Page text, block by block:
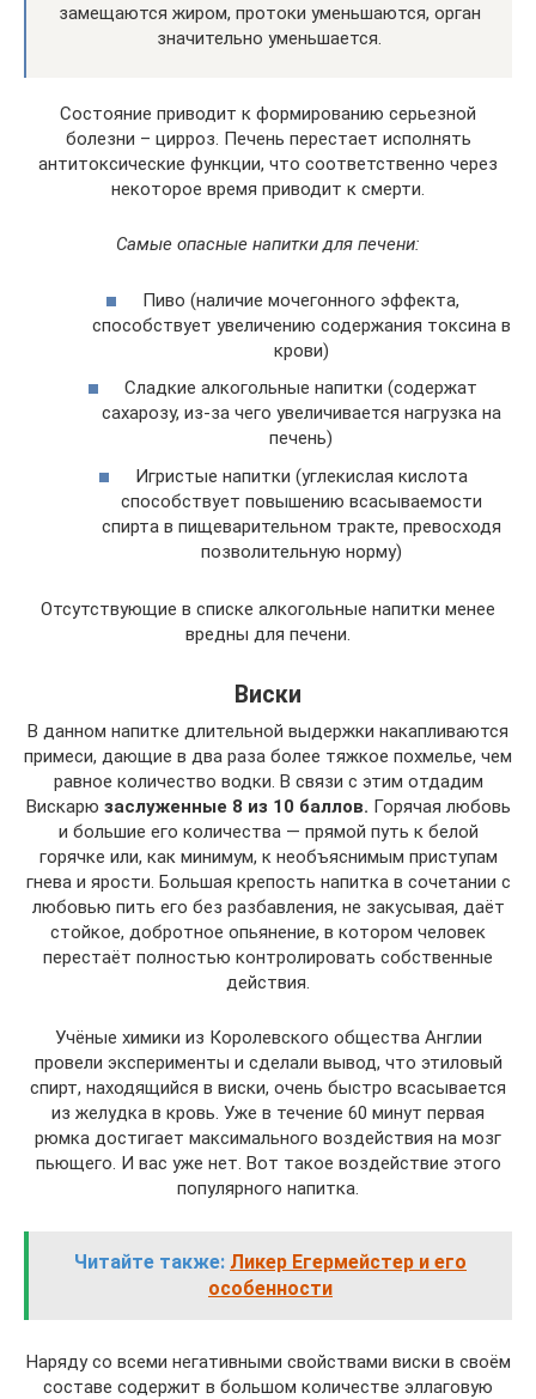
замещаются жиром, протоки уменьшаются, орган
значительно уменьшается.
Состояние приводит к формированию серьезной
болезни – цирроз. Печень перестает исполнять
антитоксические функции, что соответственно через
некоторое время приводит к смерти.
Самые опасные напитки для печени:
Пиво (наличие мочегонного эффекта,
способствует увеличению содержания токсина в
крови)
Сладкие алкогольные напитки (содержат
сахарозу, из-за чего увеличивается нагрузка на
печень)
Игристые напитки (углекислая кислота
способствует повышению всасываемости
спирта в пищеварительном тракте, превосходя
позволительную норму)
Отсутствующие в списке алкогольные напитки менее
вредны для печени.
Виски
В данном напитке длительной выдержки накапливаются
примеси, дающие в два раза более тяжкое похмелье, чем
равное количество водки. В связи с этим отдадим
Вискарю заслуженные 8 из 10 баллов. Горячая любовь
и большие его количества — прямой путь к белой
горячке или, как минимум, к необъяснимым приступам
гнева и ярости. Большая крепость напитка в сочетании с
любовью пить его без разбавления, не закусывая, даёт
стойкое, добротное опьянение, в котором человек
перестаёт полностью контролировать собственные
действия.
Учёные химики из Королевского общества Англии
провели эксперименты и сделали вывод, что этиловый
спирт, находящийся в виски, очень быстро всасывается
из желудка в кровь. Уже в течение 60 минут первая
рюмка достигает максимального воздействия на мозг
пьющего. И вас уже нет. Вот такое воздействие этого
популярного напитка.
Читайте также: Ликер Егермейстер и его
особенности
Наряду со всеми негативными свойствами виски в своём
составе содержит в большом количестве эллаговую